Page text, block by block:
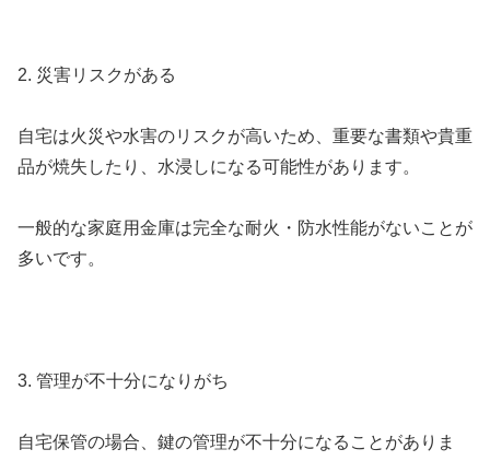
2. 災害リスクがある
自宅は火災や水害のリスクが高いため、重要な書類や貴重
品が焼失したり、水浸しになる可能性があります。
一般的な家庭用金庫は完全な耐火・防水性能がないことが
多いです。
3. 管理が不十分になりがち
自宅保管の場合、鍵の管理が不十分になることがありま